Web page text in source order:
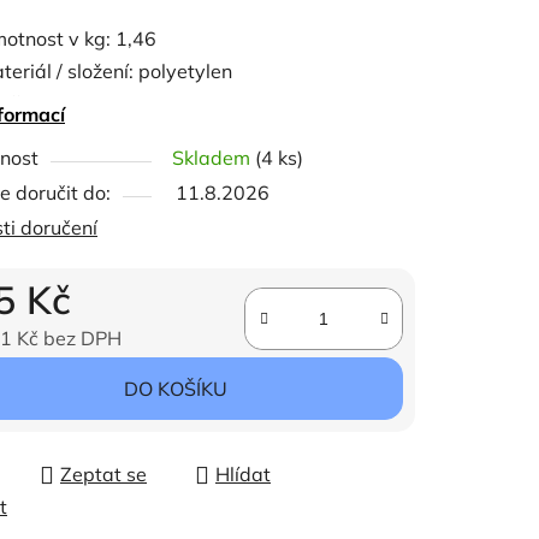
v kg: 1,46
/ složení: polyetylen
Albert Kerbl GmbH
AKO Economy Line je určená pro
vodič u elektrických ohradníků.
200 m
bílá
drátků: 8 x nerez 0,16
550 Ω/100 m
Skladem (4 ks)
doručit do:
11.8.2026
doručení
Kč
Kč bez DPH
DO KOŠÍKU
Zeptat se
Hlídat